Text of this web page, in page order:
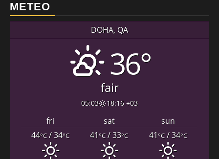
METEO
DOHA, QA
36°
fair
05:03 18:16 +03
fri sat
sun
44°C/ 34°C 41°C/ 33°C 41°C/ 34°C